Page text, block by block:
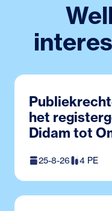
het
Didam tot
25-8-26 4 PE